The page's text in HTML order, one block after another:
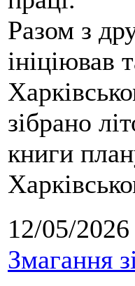
Разом з
ініціював
зібрано
книги
12/05/2026
Змагання